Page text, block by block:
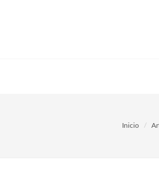
Inicio